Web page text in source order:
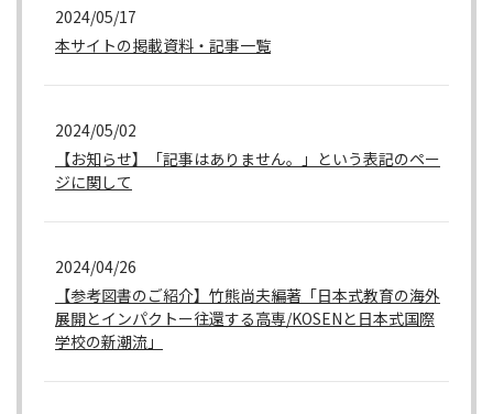
2024/05/17
本サイトの掲載資料・記事一覧
2024/05/02
【お知らせ】「記事はありません。」という表記のペー
ジに関して
2024/04/26
【参考図書のご紹介】竹熊尚夫編著「日本式教育の海外
展開とインパクトー往還する高専/KOSENと日本式国際
学校の新潮流」